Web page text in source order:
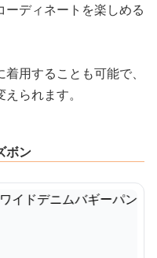
ディネートを楽しめる
用することも可能で、
られます。
ボン